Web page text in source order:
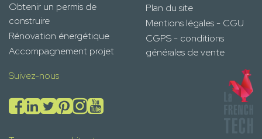
Obtenir un permis de
construire
Rénovation énergétique
Accompagnement projet
Plan du site
Mentions légales - CGU
CGPS - conditions
générales de vente
Suivez-nous